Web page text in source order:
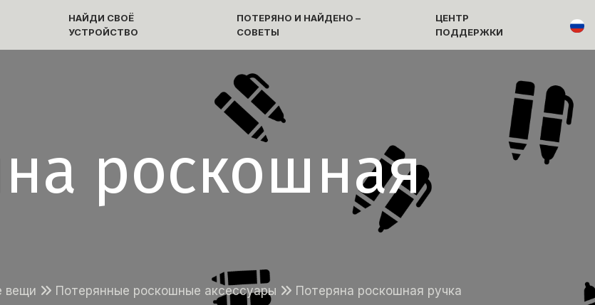
НАЙДИ СВОЁ
УСТРОЙСТВО
ПОТЕРЯНО И НАЙДЕНО –
СОВЕТЫ
ЦЕНТР
ПОДДЕРЖКИ
роскошная
вещи Потерянные роскошные аксессуары Потеряна роскошная ручка